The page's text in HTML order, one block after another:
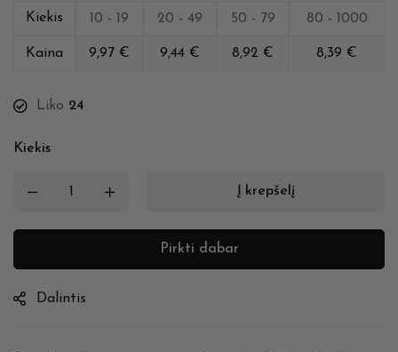
Kiekis 10 - 19 20 - 49 50 - 79 80 - 1000
Kaina 9,97 € 9,44 € 8,92 € 8,39 €
Liko 24
Kiekis
Į krepšelį
Pirkti dabar
Dalintis